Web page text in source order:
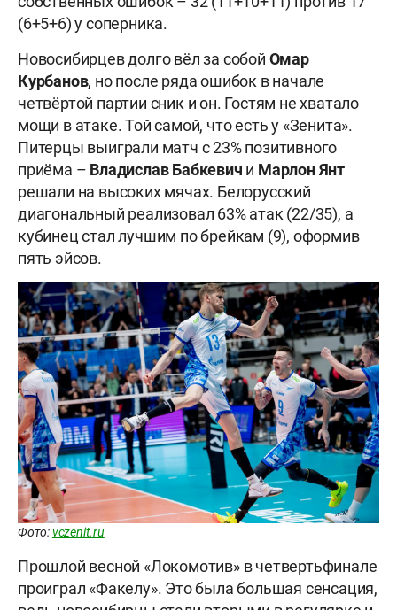
(6+5+6) у соперника.
Новосибирцев долго вёл за собой Омар
Курбанов, но после ряда ошибок в начале
четвёртой партии сник и он. Гостям не хватало
мощи в атаке. Той самой, что есть у «Зенита».
Питерцы выиграли матч с 23% позитивного
приёма – Владислав Бабкевич и Марлон Янт
решали на высоких мячах. Белорусский
диагональный реализовал 63% атак (22/35), а
кубинец стал лучшим по брейкам (9), оформив
пять эйсов.
Фото:vczenit.ru
Прошлой весной «Локомотив» в четвертьфинале
проиграл «Факелу». Это была большая сенсация,